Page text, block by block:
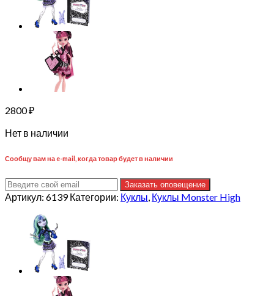
2800₽
Нет в наличии
Сообщу вам на e-mail, когда товар будет в наличии
Заказать оповещение
Артикул: 6139 Категории: Куклы, Куклы Monster High